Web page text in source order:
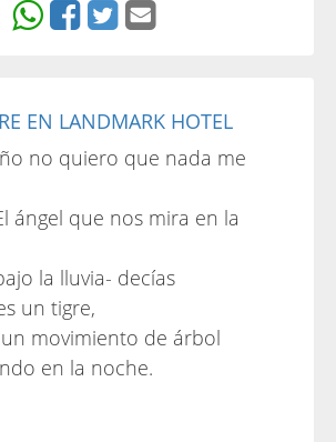
EN LANDMARK HOTEL
no quiero que nada me
ángel que nos mira en la
la lluvia- decías
un tigre,
movimiento de árbol
en la noche.